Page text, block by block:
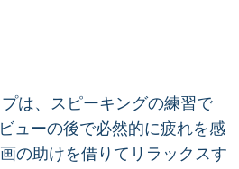
は、スピーキングの練習で
ューの後で必然的に疲れを感
の助けを借りてリラックスす